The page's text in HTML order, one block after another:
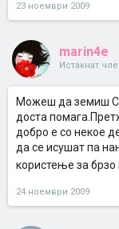
23 ноември 2009
marin4e
Истакнат
Можеш да земиш
доста
добро е со некое
да се исушат па
користење за
24 ноември 2009